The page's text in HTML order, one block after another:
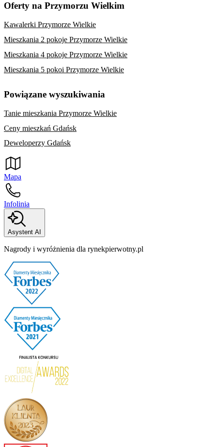
Oferty na Przymorzu Wielkim
Kawalerki Przymorze Wielkie
Mieszkania 2 pokoje Przymorze Wielkie
Mieszkania 4 pokoje Przymorze Wielkie
Mieszkania 5 pokoi Przymorze Wielkie
Powiązane wyszukiwania
Tanie mieszkania Przymorze Wielkie
Ceny mieszkań Gdańsk
Deweloperzy Gdańsk
Mapa
Infolinia
Asystent AI
Nagrody i wyróżnienia dla rynekpierwotny.pl